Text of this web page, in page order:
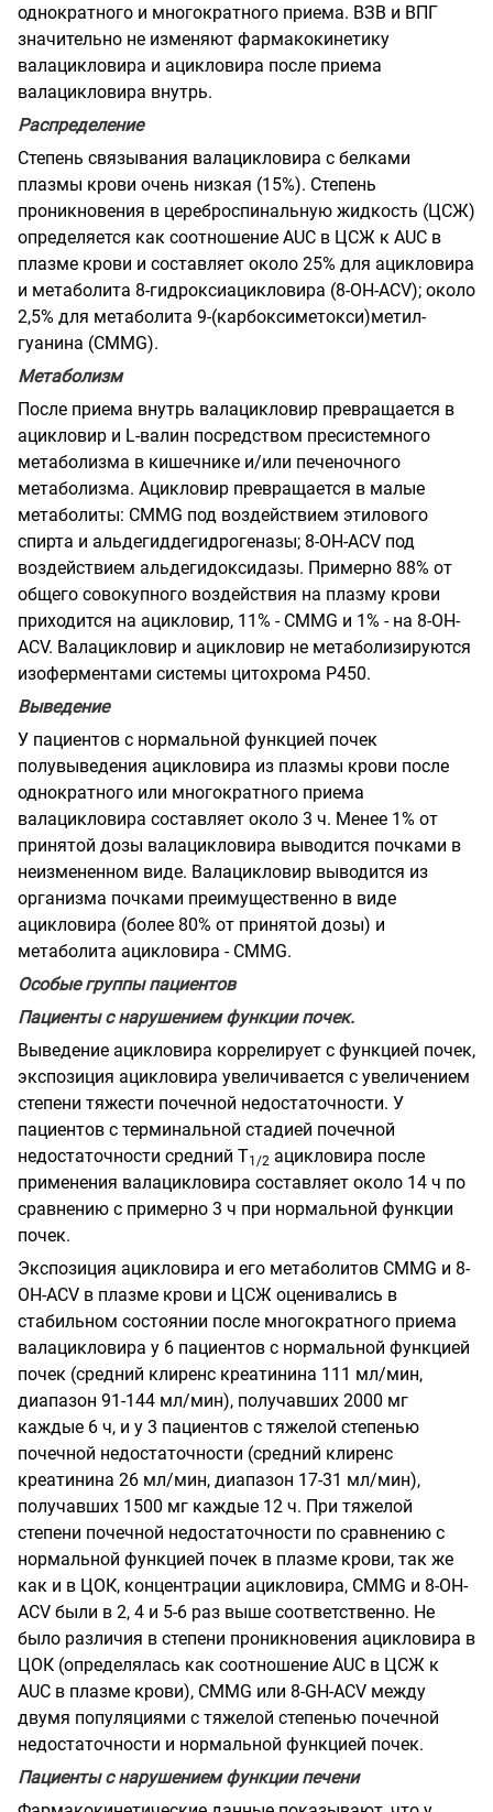
однократного и многократного приема. ВЗВ и ВПГ
значительно не изменяют фармакокинетику
валацикловира и ацикловира после приема
валацикловира внутрь.
Распределение
Степень связывания валацикловира с белками
плазмы крови очень низкая (15%). Степень
проникновения в цереброспинальную жидкость (ЦСЖ)
определяется как соотношение AUC в ЦСЖ к AUC в
плазме крови и составляет около 25% для ацикловира
и метаболита 8-гидроксиацикловира (8-OH-ACV); около
2,5% для метаболита 9-(карбоксиметокси)метил-
гуанина (CMMG).
Метаболизм
После приема внутрь валацикловир превращается в
ацикловир и L-валин посредством пресистемного
метаболизма в кишечнике и/или печеночного
метаболизма. Ацикловир превращается в малые
метаболиты: CMMG под воздействием этилового
спирта и альдегиддегидрогеназы; 8-OH-ACV под
воздействием альдегидоксидазы. Примерно 88% от
общего совокупного воздействия на плазму крови
приходится на ацикловир, 11% - CMMG и 1% - на 8-OH-
ACV. Валацикловир и ацикловир не метаболизируются
изоферментами системы цитохрома Р450.
Выведение
У пациентов с нормальной функцией почек
полувыведения ацикловира из плазмы крови после
однократного или многократного приема
валацикловира составляет около 3 ч. Менее 1% от
принятой дозы валацикловира выводится почками в
неизмененном виде. Валацикловир выводится из
организма почками преимущественно в виде
ацикловира (более 80% от принятой дозы) и
метаболита ацикловира - CMMG.
Особые группы пациентов
Пациенты с нарушением функции почек.
Выведение ацикловира коррелирует с функцией почек,
экспозиция ацикловира увеличивается с увеличением
степени тяжести почечной недостаточности. У
пациентов с терминальной стадией почечной
недостаточности средний Т1/2 ацикловира после
применения валацикловира составляет около 14 ч по
сравнению с примерно 3 ч при нормальной функции
почек.
Экспозиция ацикловира и его метаболитов CMMG и 8-
OH-ACV в плазме крови и ЦСЖ оценивались в
стабильном состоянии после многократного приема
валацикловира у 6 пациентов с нормальной функцией
почек (средний клиренс креатинина 111 мл/мин,
диапазон 91-144 мл/мин), получавших 2000 мг
каждые 6 ч, и у 3 пациентов с тяжелой степенью
почечной недостаточности (средний клиренс
креатинина 26 мл/мин, диапазон 17-31 мл/мин),
получавших 1500 мг каждые 12 ч. При тяжелой
степени почечной недостаточности по сравнению с
нормальной функцией почек в плазме крови, так же
как и в ЦОК, концентрации ацикловира, CMMG и 8-OH-
ACV были в 2, 4 и 5-6 раз выше соответственно. Не
было различия в степени проникновения ацикловира в
ЦОК (определялась как соотношение AUC в ЦСЖ к
AUC в плазме крови), СММG или 8-GH-ACV между
двумя популяциями с тяжелой степенью почечной
недостаточности и нормальной функцией почек.
Пациенты с нарушением функции печени